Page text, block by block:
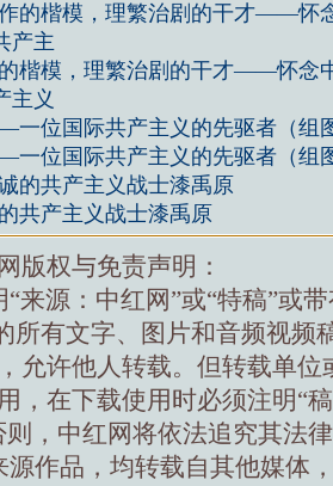
的楷模，理繁治剧的干才——怀
产主
楷模，理繁治剧的干才——怀念
主义
位国际共产主义的先驱者（组
位国际共产主义的先驱者（组
的共产主义战士漆禹原
共产主义战士漆禹原
版权与免责声明：
“来源：中红网”或“特稿”或
所有文字、图片和音频视频
允许他人转载。但转载单位
，在下载使用时必须注明“
则，中红网将依法追究其法
源作品，均转载自其他媒体